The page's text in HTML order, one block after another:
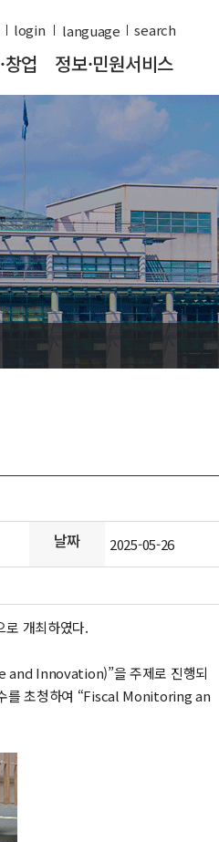
login search
창업 정보·민원서비스
날짜 2025-05-26
로 개최하였다.
and Innovation)”을 주제로 진행되
를 초청하여 “Fiscal Monitoring an